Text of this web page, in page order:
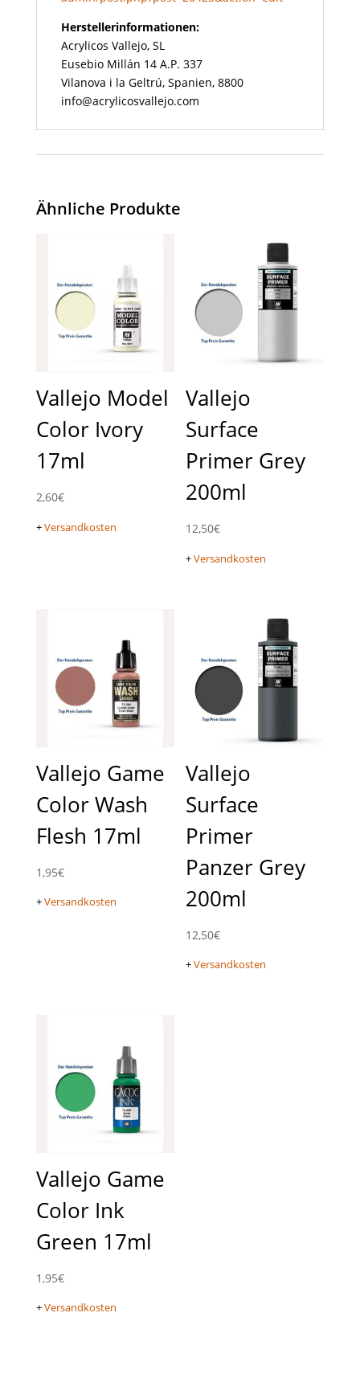
Herstellerinformationen:
Acrylicos Vallejo, SL
Eusebio Millán 14 A.P. 337
Vilanova i la Geltrú, Spanien, 8800
info@acrylicosvallejo.com
Ähnliche Produkte
Vallejo Model
Color Ivory
17ml
2,60€
+Versandkosten
Vallejo
Surface
Primer Grey
200ml
12,50€
+Versandkosten
Vallejo Game
Color Wash
Flesh 17ml
1,95€
+Versandkosten
Vallejo
Surface
Primer
Panzer Grey
200ml
12,50€
+Versandkosten
Vallejo Game
Color Ink
Green 17ml
1,95€
+Versandkosten